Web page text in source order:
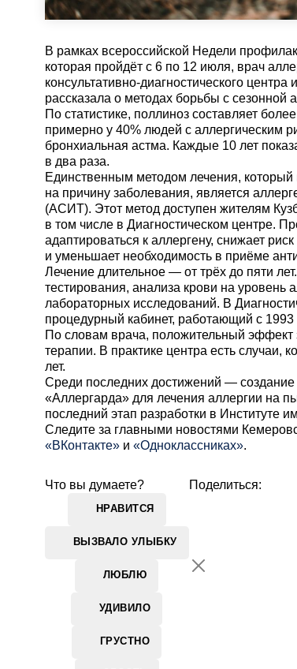
В рамках всероссийской Недели
которая пройдёт с 6 по 12 июля, врач
консультативно-диагностического
рассказала о методах борьбы с сезонной
По статистике, поллиноз составляет
примерно у 40% людей с аллергическим
бронхиальная астма. Каждые 10 лет
в два раза.
Единственным методом лечения, который
на причину заболевания, является
(АСИТ). Этот метод доступен жителям
в том числе в Диагностическом центре.
адаптироваться к аллергену, снижает
и уменьшает необходимость в приёме
Лечение длительное — от трёх до пяти
тестирования, анализа крови на уровень
лабораторных исследований. В
процедурный кабинет, работающий с 1993
По словам врача, положительный эффект
терапии. В практике центра есть случаи,
лет.
Среди последних достижений — создание
«Аллергарда» для лечения аллергии на
последний этап разработки в Институте
Cледите за главными новостями
«ВКонтакте» и «Одноклассниках».
Что вы думаете?
НРАВИТСЯ
ВЫЗВАЛО УЛЫБКУ
ЛЮБЛЮ
УДИВИЛО
ГРУСТНО
Поделиться: